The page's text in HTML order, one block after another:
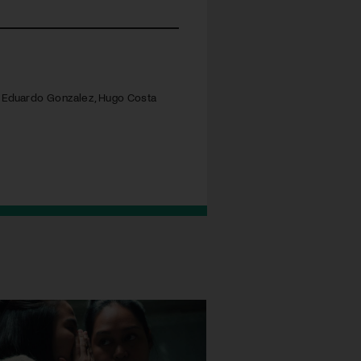
Gonzalez, Hugo Costa